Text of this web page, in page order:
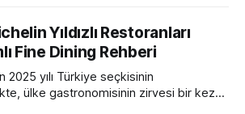
tarladan sofraya (farm-to-fork)
yenilikçi restoranları, butik şarap
özgü yerel lezzetleriyle
Yıldızlı Restoranları
Fine Dining Rehberi
2025 yılı Türkiye seçkisinin
ülke gastronomisinin zirvesi bir kez